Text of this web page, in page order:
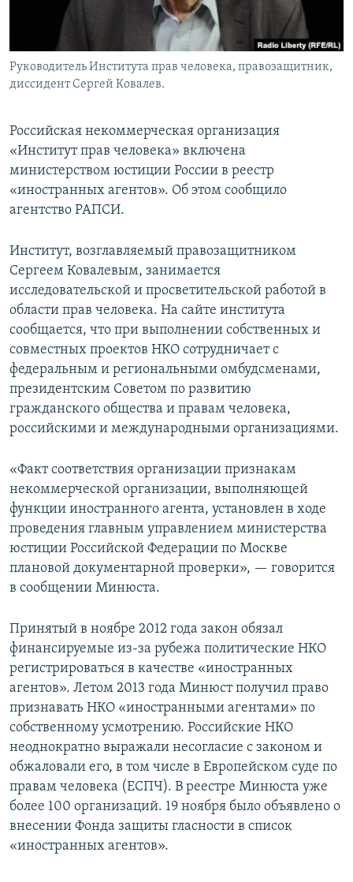
Руководитель Института прав человека, правозащитник,
диссидент Сергей Ковалев.
Российская некоммерческая организация
«Институт прав человека» включена
министерством юстиции России в реестр
«иностранных агентов». Об этом сообщило
агентство РАПСИ.
Институт, возглавляемый правозащитником
Сергеем Ковалевым, занимается
исследовательской и просветительской работой в
области прав человека. На сайте института
сообщается, что при выполнении собственных и
совместных проектов НКО сотрудничает с
федеральным и региональными омбудсменами,
президентским Советом по развитию
гражданского общества и правам человека,
российскими и международными организациями.
«Факт соответствия организации признакам
некоммерческой организации, выполняющей
функции иностранного агента, установлен в ходе
проведения главным управлением министерства
юстиции Российской Федерации по Москве
плановой документарной проверки», — говорится
в сообщении Минюста.
Принятый в ноябре 2012 года закон обязал
финансируемые из-за рубежа политические НКО
регистрироваться в качестве «иностранных
агентов». Летом 2013 года Минюст получил право
признавать НКО «иностранными агентами» по
собственному усмотрению. Российские НКО
неоднократно выражали несогласие с законом и
обжаловали его, в том числе в Европейском суде по
правам человека (ЕСПЧ). В реестре Минюста уже
более 100 организаций. 19 ноября было объявлено о
внесении Фонда защиты гласности в список
«иностранных агентов».